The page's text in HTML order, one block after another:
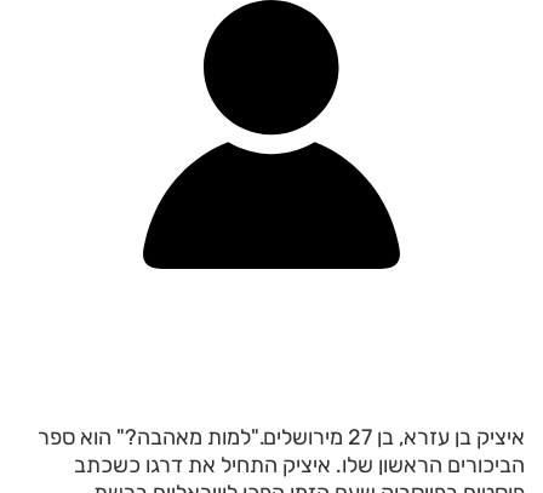
איציק בן עזרא, בן 27 מירושלים."למות מאהבה?" הוא ספר
הביכורים הראשון שלו. איציק התחיל את דרגו כשכתב